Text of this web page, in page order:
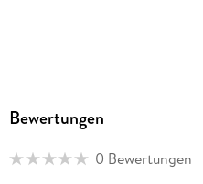
Bewertungen
0 Bewertungen